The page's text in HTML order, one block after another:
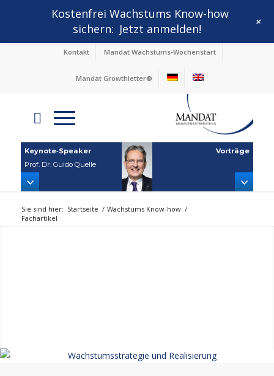
Kontakt Mandat Wachstums-Wochenstart
Mandat Growthletter®
Keynote‑Speaker
Prof. Dr. Guido Quelle
Vorträge
Sie sind hier: Startseite / Wachstums Know-how /
Fachartikel
Kostenfrei Wachstums Know-how
sichern: Jetzt anmelden! +